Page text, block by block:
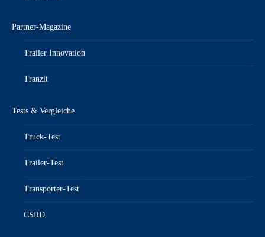
Partner-Magazine
Trailer Innovation
Tranzit
Tests & Vergleiche
Truck-Test
Trailer-Test
Transporter-Test
CSRD